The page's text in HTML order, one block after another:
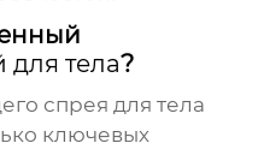
тела?
спрея для тела
ключевых